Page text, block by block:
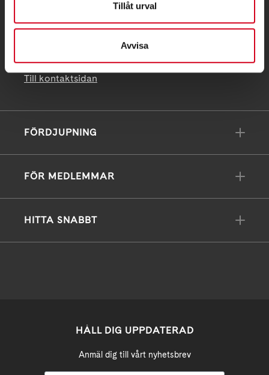
Tillåt urval
Avvisa
info@neuro.se
75 | Organisationsnummer 802002-3605
Till kontaktsidan
FÖRDJUPNING
FÖR MEDLEMMAR
HITTA SNABBT
HÅLL DIG UPPDATERAD
Anmäl dig till vårt nyhetsbrev